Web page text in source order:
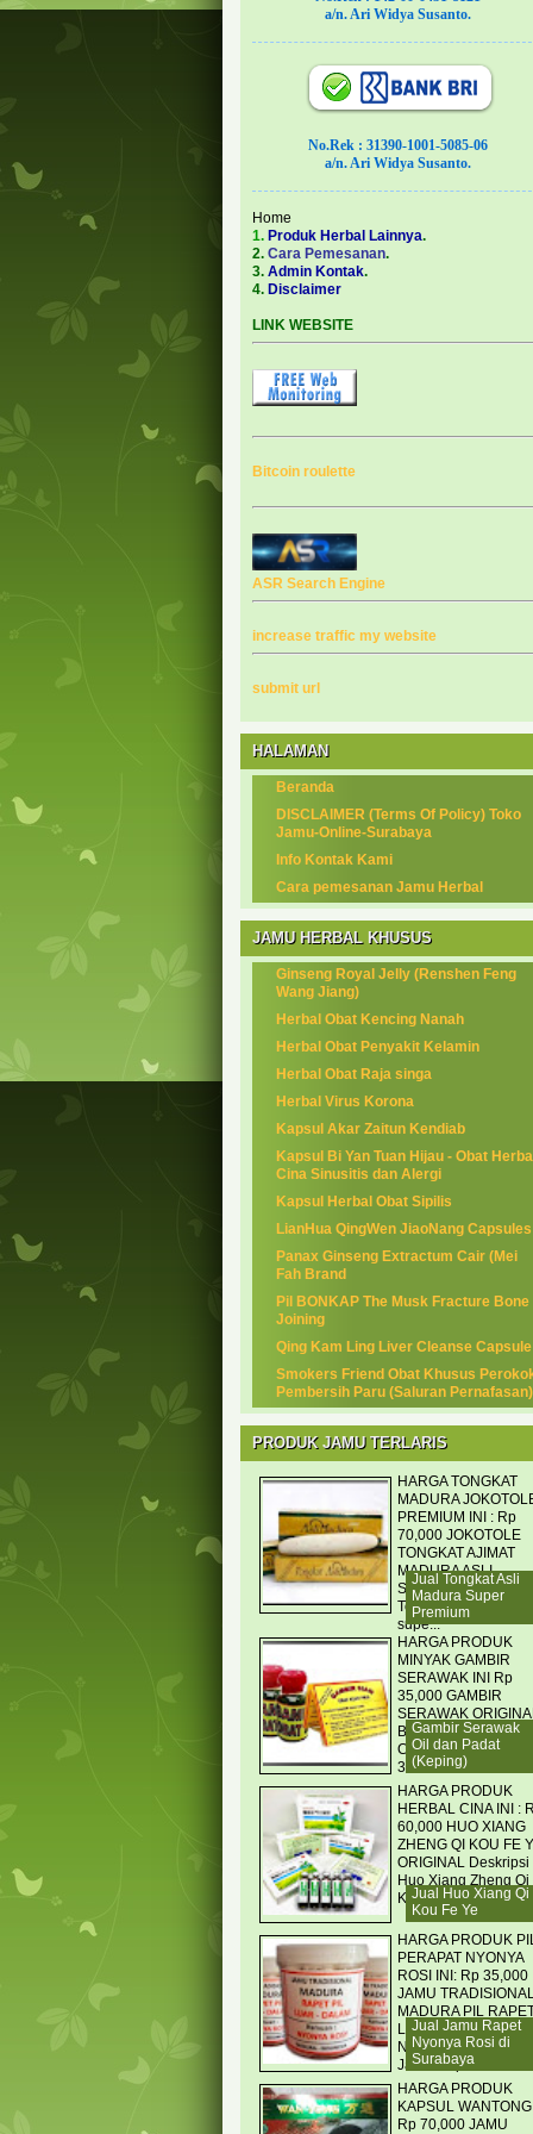
a/n. Ari Widya Susanto.
No.Rek : 31390-1001-5085-06
a/n. Ari Widya Susanto.
Home
1. Produk Herbal Lainnya.
2. Cara Pemesanan.
3. Admin Kontak.
4. Disclaimer
LINK WEBSITE
Bitcoin roulette
ASR Search Engine
increase traffic my website
submit url
HALAMAN
Beranda
DISCLAIMER (Terms Of Policy) Toko
Jamu-Online-Surabaya
Info Kontak Kami
Cara pemesanan Jamu Herbal
JAMU HERBAL KHUSUS
Ginseng Royal Jelly (Renshen Feng
Wang Jiang)
Herbal Obat Kencing Nanah
Herbal Obat Penyakit Kelamin
Herbal Obat Raja singa
Herbal Virus Korona
Kapsul Akar Zaitun Kendiab
Kapsul Bi Yan Tuan Hijau - Obat
Cina Sinusitis dan Alergi
Kapsul Herbal Obat Sipilis
LianHua QingWen JiaoNang Capsules
Panax Ginseng Extractum Cair (Mei
Fah Brand
Pil BONKAP The Musk Fracture Bone
Joining
Qing Kam Ling Liver Cleanse Capsule
Smokers Friend Obat Khusus
Pembersih Paru (Saluran Pernafasan)
PRODUK JAMU TERLARIS
Jual Tongkat Asli
Madura Super
Premium
HARGA TONGKAT
MADURA
PREMIUM INI : Rp
70,000 JOKOTOLE
TONGKAT AJIMAT
MADURA ASLI
SUPER PREMIUM
Tongkat asli madura
supe...
Gambir Serawak
Oil dan Padat
(Keping)
HARGA PRODUK
MINYAK GAMBIR
SERAWAK INI Rp
35,000 GAMBIR
SERAWAK
BORNEO CATS
CLAW OIL
3 ML
Jual Huo Xiang Qi
Kou Fe Ye
HARGA PRODUK
HERBAL CINA INI :
60,000 HUO XIANG
ZHENG QI KOU FE
ORIGINAL Deskripsi
Huo Xiang Zheng Qi
Kou Fe Ye Obat her...
Jual Jamu Rapet
Nyonya Rosi di
Surabaya
HARGA PRODUK PIL
PERAPAT NYONYA
ROSI INI: Rp 35,000
JAMU TRADISIONAL
MADURA PIL
LUAR DALAM
NYONYA ROSY Pil
Jamu Rapet Luar...
HARGA PRODUK
KAPSUL
Rp 70,000 JAMU